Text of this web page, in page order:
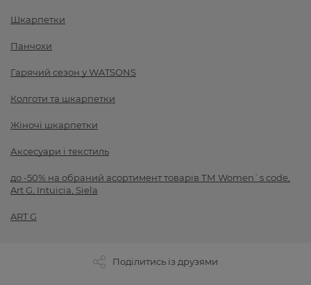
Шкарпетки
Панчохи
Гарячий сезон у WATSONS
Колготи та шкарпетки
Жіночі шкарпетки
Аксесуари і текстиль
до -50% на обраний асортимент товарів ТМ Women`s code,
Art G, Intuicia, Siela
ART G
Поділитись із друзями